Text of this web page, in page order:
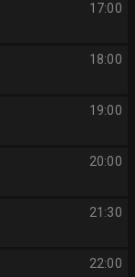
17:00
18:00
19:00
20:00
21:30
22:00